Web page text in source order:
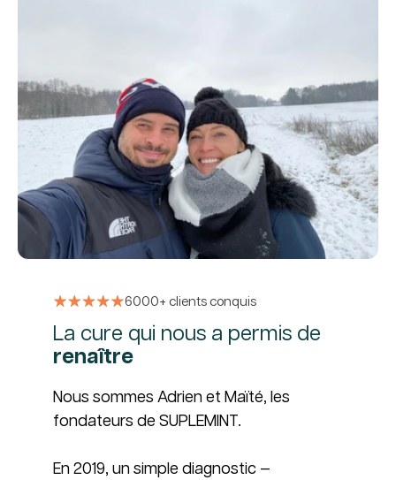
6000+ clients conquis
La cure qui nous a permis de
renaître
Nous sommes Adrien et Maïté, les
fondateurs de SUPLEMINT.
En 2019, un simple diagnostic —